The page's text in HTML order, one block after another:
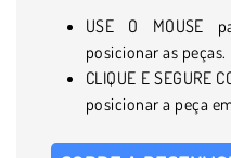
USE O MOUSE
posicionar as peças.
CLIQUE E SEGURE
posicionar a peça